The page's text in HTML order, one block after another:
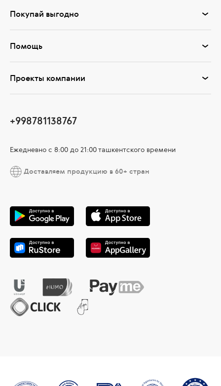
Покупай выгодно
Помощь
Проекты компании
+998781138767
Ежедневно с 8:00 до 21:00 ташкентского времени
Доставляем продукцию в 60+ стран